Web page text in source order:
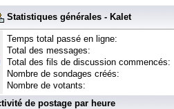
Statistiques générales - Kalet
Temps total passé en ligne:
Total des messages:
Total des fils de discussion commencés:
Nombre de sondages créés:
Nombre de votants:
de postage par heure